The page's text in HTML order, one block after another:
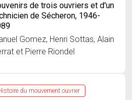
de trois ouvriers et d'un
de Sécheron, 1946-
Gomez, Henri Sottas, Alain
et Pierre Riondel
du mouvement ouvrier